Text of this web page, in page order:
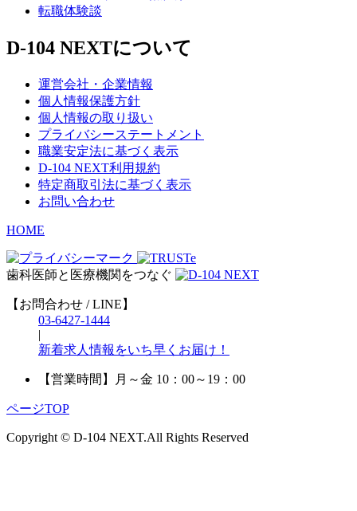
転職体験談
D-104 NEXTについて
運営会社・企業情報
個人情報保護方針
個人情報の取り扱い
プライバシーステートメント
職業安定法に基づく表示
D-104 NEXT利用規約
特定商取引法に基づく表示
お問い合わせ
HOME
歯科医師と医療機関をつなぐ
【お問合わせ / LINE】
03-6427-1444
|
新着求人情報をいち早くお届け！
【営業時間】 月～金 10：00～19：00
ページTOP
Copyright © D-104 NEXT.All Rights Reserved